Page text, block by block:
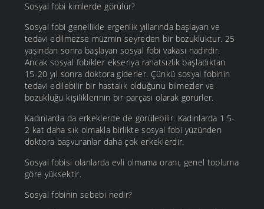
Sosyal fobi kimlerde görülür?
Sosyal fobi genellikle ergenlik yıllarında başlayan ve
tedavi edilmezse müzmin seyreden bir bozukluktur. 25
yaşından sonra başlayan sosyal fobi vakası nadirdir.
Ancak sosyal fobikler ekseriya rahatsızlık başladıktan
15-20 yıl sonra doktora giderler. Çünkü sosyal fobinin
tedavi edilebilir bir hastalık olduğunu bilmezler ve
bozukluğu kişiliklerinin bir parçası olarak görürler.
Kadınlarda da erkeklerde de görülebilir. Kadınlarda 1.5-
2 kat daha sık olmakla birlikte sosyal fobi yüzünden
doktora başvuranlar daha çok erkeklerdir.
Sosyal fobisi olanlarda evli olmama oranı, genel topluma
göre yüksektir.
Sosyal fobinin sebebi nedir?